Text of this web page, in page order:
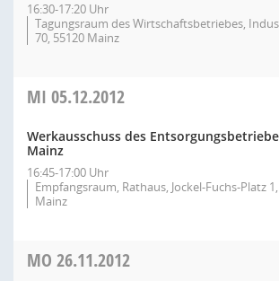
16:30-17:20 Uhr
Tagungsraum des Wirtschaftsbetriebes,
70, 55120 Mainz
MI 05.12.2012
Werkausschuss des
Mainz
16:45-17:00 Uhr
Empfangsraum, Rathaus, Jockel-Fuchs-Platz
Mainz
MO 26.11.2012